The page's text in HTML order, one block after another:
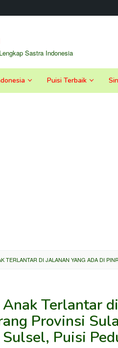
Sastra Indonesia
Puisi Terbaik
TERLANTAR DI JALANAN YANG ADA DI
Terlantar
Provinsi
Sulsel, Puisi